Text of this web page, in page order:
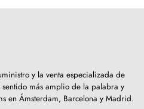
y la venta especializada de
más amplio de la palabra y
en Ámsterdam, Barcelona y Madrid.